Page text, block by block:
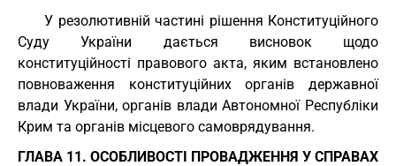
У резолютивній частині рішення Конституційного
Суду України дається висновок щодо
конституційності правового акта, яким встановлено
повноваження конституційних органів державної
влади України, органів влади Автономної Республіки
Крим та органів місцевого самоврядування.
ГЛАВА 11. ОСОБЛИВОСТІ ПРОВАДЖЕННЯ У СПРАВАХ